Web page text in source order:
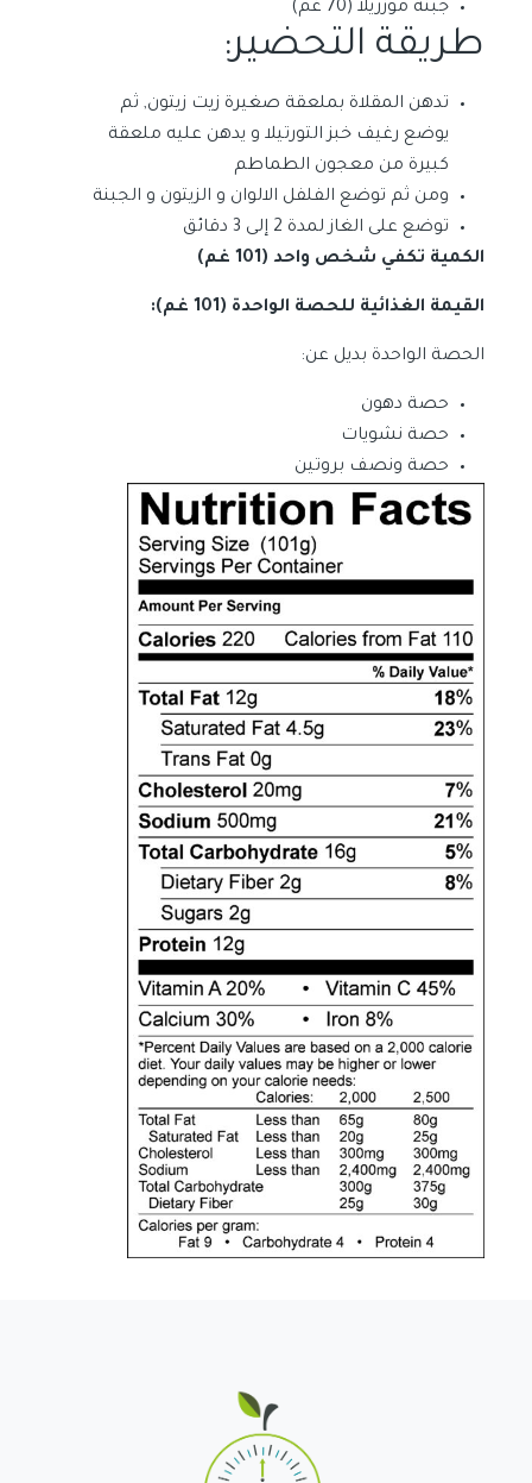
جبنة موزريلا (70 غم)
طريقة التحضير:
تدهن المقلاة بملعقة صغيرة زيت زيتون, ثم
يوضع رغيف خبز التورتيلا و يدهن عليه ملعقة
كبيرة من معجون الطماطم
ومن ثم توضع الفلفل الالوان و الزيتون و الجبنة
توضع على الغاز لمدة 2 إلى 3 دقائق
الكمية تكفي شخص واحد (101 غم)
القيمة الغذائية للحصة الواحدة (101 غم):
الحصة الواحدة بديل عن:
حصة دهون
حصة نشويات
حصة ونصف بروتين